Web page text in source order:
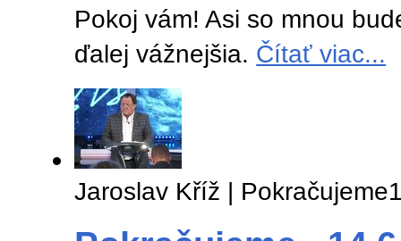
Pokoj vám! Asi so mnou
ďalej vážnejšia. Čítať viac...
Jaroslav Kříž | Pokračujeme